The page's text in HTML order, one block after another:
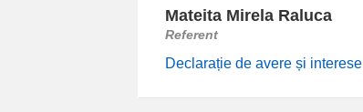
Mateita Mirela Raluca
Referent
Declarație de avere și interese